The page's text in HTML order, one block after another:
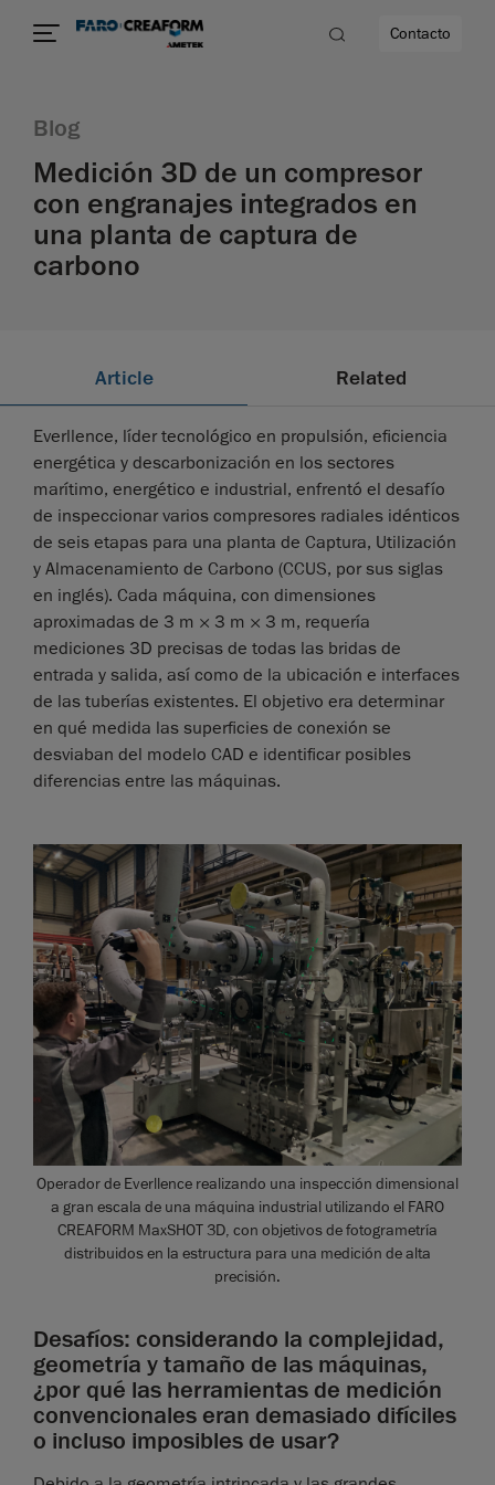
Contacto
Blog
Medición 3D de un compresor
con engranajes integrados en
una planta de captura de
carbono
Article Related
Everllence, líder tecnológico en propulsión, eficiencia
energética y descarbonización en los sectores
marítimo, energético e industrial, enfrentó el desafío
de inspeccionar varios compresores radiales idénticos
de seis etapas para una planta de Captura, Utilización
y Almacenamiento de Carbono (CCUS, por sus siglas
en inglés). Cada máquina, con dimensiones
aproximadas de 3 m × 3 m × 3 m, requería
mediciones 3D precisas de todas las bridas de
entrada y salida, así como de la ubicación e interfaces
de las tuberías existentes. El objetivo era determinar
en qué medida las superficies de conexión se
desviaban del modelo CAD e identificar posibles
diferencias entre las máquinas.
Operador de Everllence realizando una inspección dimensional
a gran escala de una máquina industrial utilizando el FARO
CREAFORM MaxSHOT 3D, con objetivos de fotogrametría
distribuidos en la estructura para una medición de alta
precisión.
Desafíos: considerando la complejidad,
geometría y tamaño de las máquinas,
¿por qué las herramientas de medición
convencionales eran demasiado difíciles
o incluso imposibles de usar?